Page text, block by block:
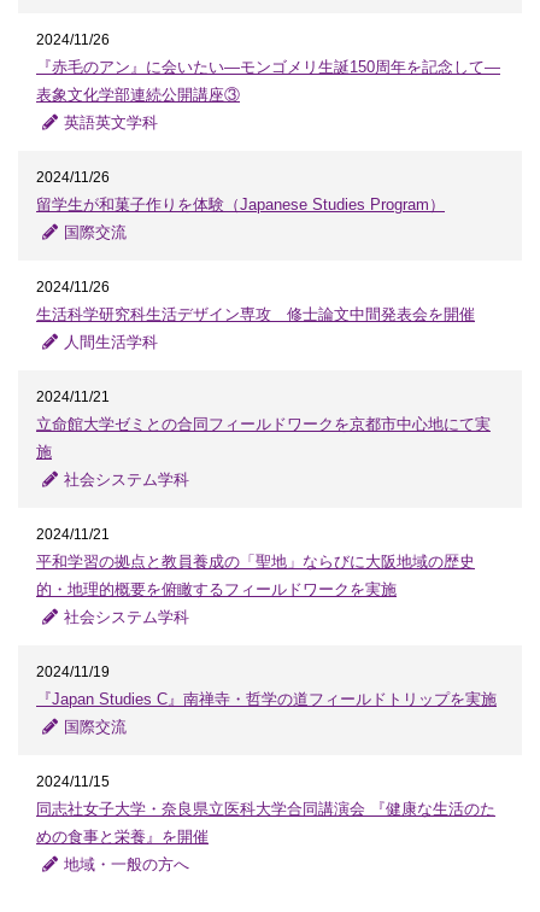
2024/11/26
『赤毛のアン』に会いたい―モンゴメリ生誕150周年を記念して―
表象文化学部連続公開講座③
英語英文学科
2024/11/26
留学生が和菓子作りを体験（Japanese Studies Program）
国際交流
2024/11/26
生活科学研究科生活デザイン専攻 修士論文中間発表会を開催
人間生活学科
2024/11/21
立命館大学ゼミとの合同フィールドワークを京都市中心地にて実
施
社会システム学科
2024/11/21
平和学習の拠点と教員養成の「聖地」ならびに大阪地域の歴史
的・地理的概要を俯瞰するフィールドワークを実施
社会システム学科
2024/11/19
『Japan Studies C』南禅寺・哲学の道フィールドトリップを実施
国際交流
2024/11/15
同志社女子大学・奈良県立医科大学合同講演会 『健康な生活のた
めの食事と栄養』を開催
地域・一般の方へ